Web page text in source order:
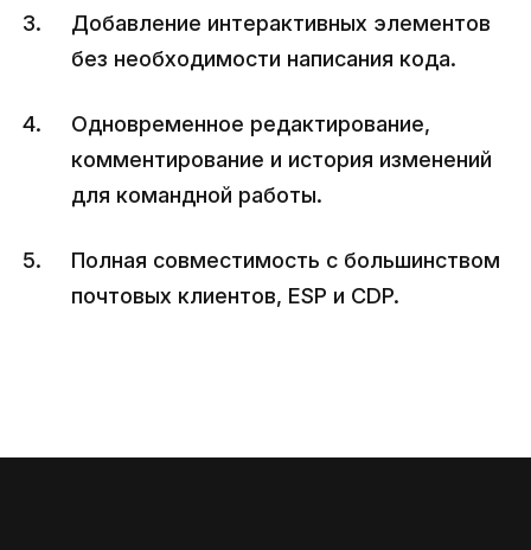
Добавление интерактивных элементов
без необходимости написания кода.
Одновременное редактирование,
комментирование и история изменений
для командной работы.
Полная совместимость с большинством
почтовых клиентов, ESP и CDP.